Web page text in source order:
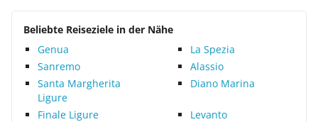
Beliebte Reiseziele in der Nähe
Genua
La Spezia
Sanremo
Alassio
Santa Margherita
Ligure
Diano Marina
Finale Ligure
Levanto